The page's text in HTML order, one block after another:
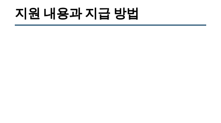
지원 내용과 지급 방법